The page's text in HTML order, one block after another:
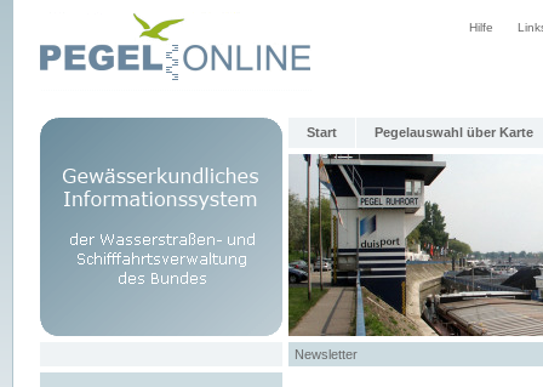
Hilfe
Start Pegelauswahl über Karte
Newsletter